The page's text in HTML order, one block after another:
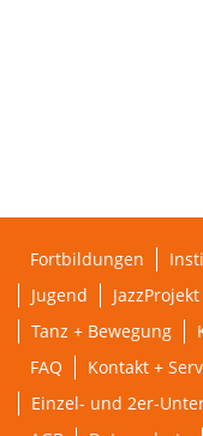
Fortbildungen
Jugend
JazzProjekt
Tanz + Bewegung
FAQ
Kontakt +
Einzel- und 2er-